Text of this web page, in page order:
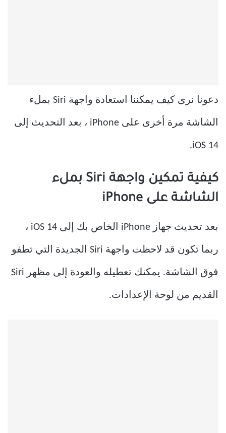
دعونا نرى كيف يمكننا استعادة واجهة Siri بملء
الشاشة مرة أخرى على iPhone ، بعد التحديث إلى
iOS 14.
كيفية تمكين واجهة Siri بملء
الشاشة على iPhone
بعد تحديث جهاز iPhone الخاص بك إلى iOS 14 ،
ربما تكون قد لاحظت واجهة Siri الجديدة التي تطفو
فوق الشاشة. يمكنك تعطيله والعودة إلى مظهر Siri
القديم من لوحة الإعدادات.